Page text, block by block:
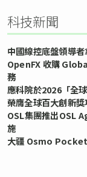
科技新聞
中國線控底盤領導
OpenFX 收購
務
應科院於2026「全
榮膺全球百大創新獎
OSL集團推出OSL
施
大疆 Osmo Pocket